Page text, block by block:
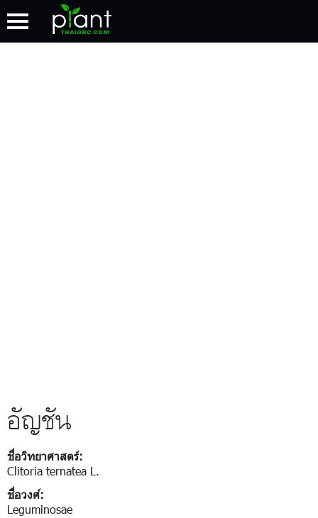
อัญชัน
ชื่อวิทยาศาสตร์:
Clitoria ternatea L.
ชื่อวงศ์:
Leguminosae